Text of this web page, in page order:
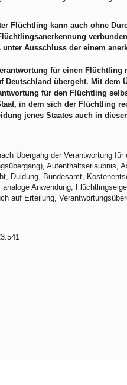
Flüchtling kann auch ohne
Ausschluss der einem
für einen
übergeht. Mit dem
für den Flüchtling
in dem sich der Flüchtling
jenes Staates auch in
Übergang der Verantwortung
Aufenthaltserlaubnis,
Duldung, Bundesamt,
Anwendung,
auf Erteilung,